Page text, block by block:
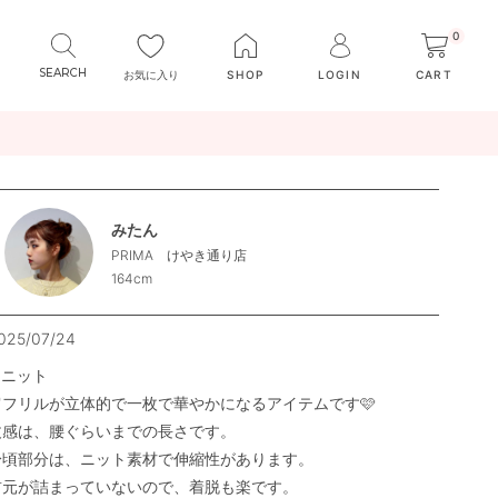
お気に入り SHOP LOGIN
0
CART
みたん
PRIMA けやき通り店
164cm
07/24
ット
リルが立体的で一枚で華やかになるアイテムです🩷
は、腰ぐらいまでの長さです。
部分は、ニット素材で伸縮性があります。
が詰まっていないので、着脱も楽です。